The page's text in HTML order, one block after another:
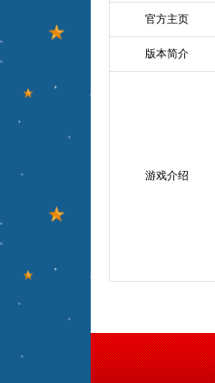
官方主页
版本简介
游戏介绍